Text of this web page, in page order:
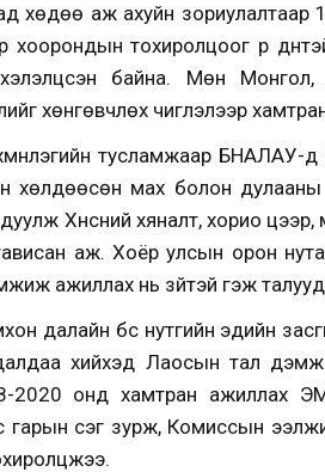
хөдөө аж ахуйн зориулалтаар
тохиролцоог үр
хэлэлцсэн байна. Мөн
хөнгөвчлөх чиглэлээр
тусламжаар
хөлдөөсөн мах болон дулааны
Хүнсний хяналт, хорио
аж. Хоёр улсын орон
ажиллах нь зүйтэй гэж талууд
далайн бүс нутгийн эдийн
хийхэд Лаосын тал
2020 онд хамтран ажиллах
гарын үсэг зурж, Комиссын